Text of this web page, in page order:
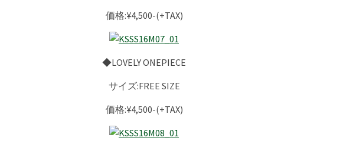
価格:¥4,500-(+TAX)
◆LOVELY ONEPIECE
サイズ:FREE SIZE
価格:¥4,500-(+TAX)